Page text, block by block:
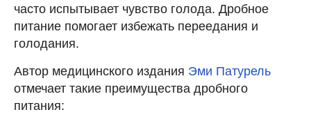
часто испытывает чувство голода. Дробное
питание помогает избежать переедания и
голодания.
Автор медицинского издания Эми Патурель
отмечает такие преимущества дробного
питания: